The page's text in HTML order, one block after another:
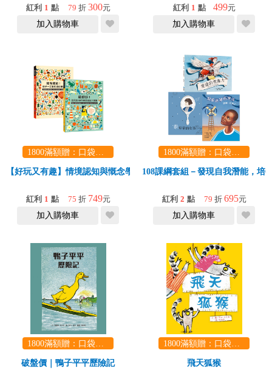
紅利 1 點 79 折 300元
加入購物車
紅利 1 點 499元
加入購物車
1800滿額贈：口袋玩具一份（隨機出貨） (summer read)
【好玩又有趣】情境認知與慨念學習--有聲繪本雙書組
紅利 1 點 75 折 749元
加入購物車
1800滿額贈：口袋玩具一份（隨機出貨） (summer read)
108課綱套組－發現自我潛能，培
紅利 2 點 79 折 695元
加入購物車
1800滿額贈：口袋玩具一份（隨機出貨） (summer read)
破盤價｜鴨子平平歷險記
1800滿額贈：口袋玩具一份（隨機出貨） (summer read)
飛天狐猴